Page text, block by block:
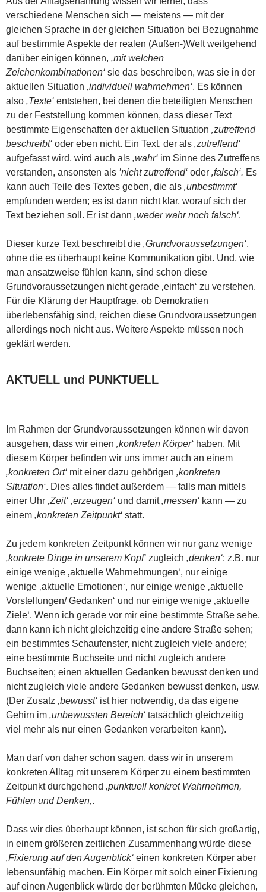
verschiedene Menschen sich — meistens — mit der
gleichen Sprache in der gleichen Situation bei Bezugnahme
auf bestimmte Aspekte der realen (Außen-)Welt weitgehend
darüber einigen können, ‚mit welchen
Zeichenkombinationen‘ sie das beschreiben, was sie in der
aktuellen Situation ‚individuell wahrnehmen‘. Es können
also ‚Texte‘ entstehen, bei denen die beteiligten Menschen
zu der Feststellung kommen können, dass dieser Text
bestimmte Eigenschaften der aktuellen Situation ‚zutreffend
beschreibt‘ oder eben nicht. Ein Text, der als ‚zutreffend‘
aufgefasst wird, wird auch als ‚wahr‘ im Sinne des Zutreffens
verstanden, ansonsten als ’nicht zutreffend‘ oder ‚falsch‘. Es
kann auch Teile des Textes geben, die als ‚unbestimmt‘
empfunden werden; es ist dann nicht klar, worauf sich der
Text beziehen soll. Er ist dann ‚weder wahr noch falsch‘.
Dieser kurze Text beschreibt die ‚Grundvoraussetzungen‘,
ohne die es überhaupt keine Kommunikation gibt. Und, wie
man ansatzweise fühlen kann, sind schon diese
Grundvoraussetzungen nicht gerade ‚einfach‘ zu verstehen.
Für die Klärung der Hauptfrage, ob Demokratien
überlebensfähig sind, reichen diese Grundvoraussetzungen
allerdings noch nicht aus. Weitere Aspekte müssen noch
geklärt werden.
AKTUELL und PUNKTUELL
Im Rahmen der Grundvoraussetzungen können wir davon
ausgehen, dass wir einen ‚konkreten Körper‘ haben. Mit
diesem Körper befinden wir uns immer auch an einem
‚konkreten Ort‘ mit einer dazu gehörigen ‚konkreten
Situation‘. Dies alles findet außerdem — falls man mittels
einer Uhr ‚Zeit‘ ‚erzeugen‘ und damit‚messen‘ kann — zu
einem ‚konkreten Zeitpunkt‘ statt.
Zu jedem konkreten Zeitpunkt können wir nur ganz wenige
‚konkrete Dinge in unserem Kopf‘ zugleich ‚denken‘: z.B. nur
einige wenige ‚aktuelle Wahrnehmungen‘, nur einige
wenige ‚aktuelle Emotionen‘, nur einige wenige ‚aktuelle
Vorstellungen/ Gedanken‘ und nur einige wenige ‚aktuelle
Ziele‘. Wenn ich gerade vor mir eine bestimmte Straße sehe,
dann kann ich nicht gleichzeitig eine andere Straße sehen;
ein bestimmtes Schaufenster, nicht zugleich viele andere;
eine bestimmte Buchseite und nicht zugleich andere
Buchseiten; einen aktuellen Gedanken bewusst denken und
nicht zugleich viele andere Gedanken bewusst denken, usw.
(Der Zusatz ‚bewusst‘ ist hier notwendig, da das eigene
Gehirn im ‚unbewussten Bereich‘ tatsächlich gleichzeitig
viel mehr als nur einen Gedanken verarbeiten kann).
Man darf von daher schon sagen, dass wir in unserem
konkreten Alltag mit unserem Körper zu einem bestimmten
Zeitpunkt durchgehend ‚punktuell konkret Wahrnehmen,
Fühlen und Denken‚.
Dass wir dies überhaupt können, ist schon für sich großartig,
in einem größeren zeitlichen Zusammenhang würde diese
‚Fixierung auf den Augenblick‘ einen konkreten Körper aber
lebensunfähig machen. Ein Körper mit solch einer Fixierung
auf einen Augenblick würde der berühmten Mücke gleichen,